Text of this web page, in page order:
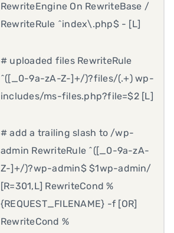
RewriteEngine On RewriteBase /
RewriteRule ^index\.php$ - [L]
# uploaded files RewriteRule
^([_0-9a-zA-Z-]+/)?files/(.+) wp-
includes/ms-files.php?file=$2 [L]
# add a trailing slash to /wp-
admin RewriteRule ^([_0-9a-zA-
Z-]+/)?wp-admin$ $1wp-admin/
[R=301,L] RewriteCond %
{REQUEST_FILENAME} -f [OR]
RewriteCond %